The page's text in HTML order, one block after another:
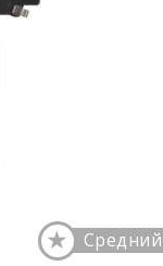
Средний
★